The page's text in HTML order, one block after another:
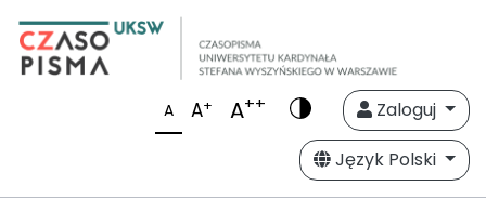
A A+ A++
Zaloguj
Język Polski